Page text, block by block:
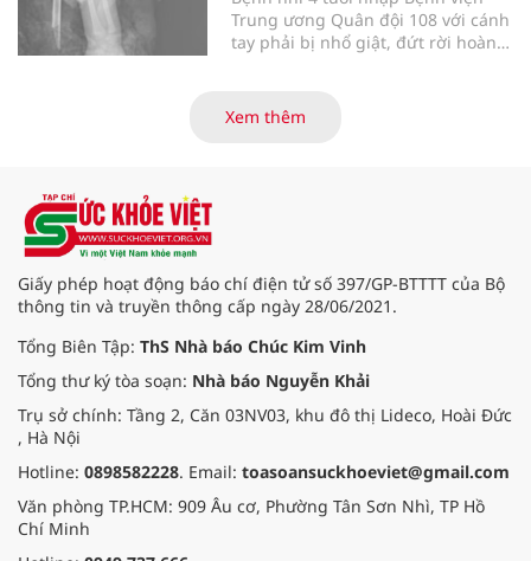
Trung ương Quân đội 108 với cánh
tay phải bị nhổ giật, đứt rời hoàn
thương nặng và thời gian thiếu
máu kéo dài, các bác sĩ đã tái lập
Xem thêm
Giấy phép hoạt động báo chí điện tử số 397/GP-BTTTT của Bộ
thông tin và truyền thông cấp ngày 28/06/2021.
Tổng Biên Tập: ThS Nhà báo Chúc Kim Vinh
Tổng thư ký tòa soạn: Nhà báo Nguyễn Khải
Trụ sở chính: Tầng 2, Căn 03NV03, khu đô thị Lideco, Hoài Đức
, Hà Nội
Hotline: 0898582228. Email: toasoansuckhoeviet@gmail.com
Văn phòng TP.HCM: 909 Âu cơ, Phường Tân Sơn Nhì, TP Hồ
Chí Minh